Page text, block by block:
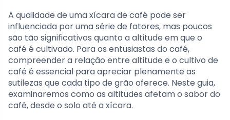
A qualidade de uma xícara de café pode ser
influenciada por uma série de fatores, mas poucos
são tão significativos quanto a altitude em que o
café é cultivado. Para os entusiastas do café,
compreender a relação entre altitude e o cultivo de
café é essencial para apreciar plenamente as
sutilezas que cada tipo de grão oferece. Neste guia,
examinaremos como as altitudes afetam o sabor do
café, desde o solo até a xícara.